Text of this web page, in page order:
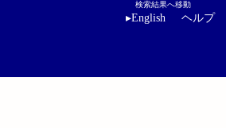
検索結果へ移動
▸English ヘルプ